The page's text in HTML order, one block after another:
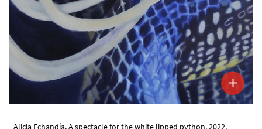
Alicia Echandía, A spectacle for the white lipped python, 2022,